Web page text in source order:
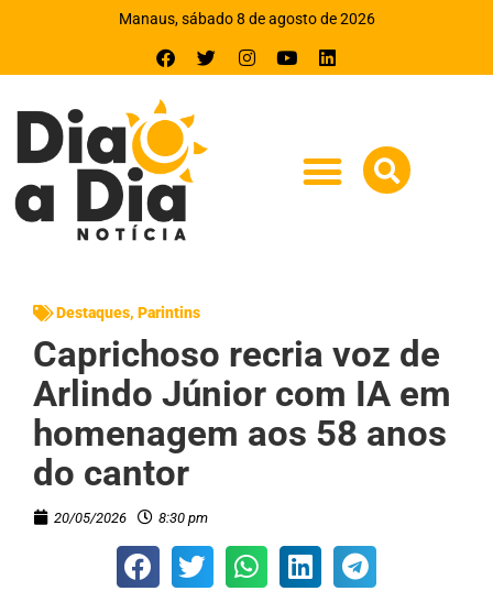
Manaus, sábado 8 de agosto de 2026
Destaques, Parintins
Caprichoso recria voz de
Arlindo Júnior com IA em
homenagem aos 58 anos
do cantor
20/05/2026 8:30 pm